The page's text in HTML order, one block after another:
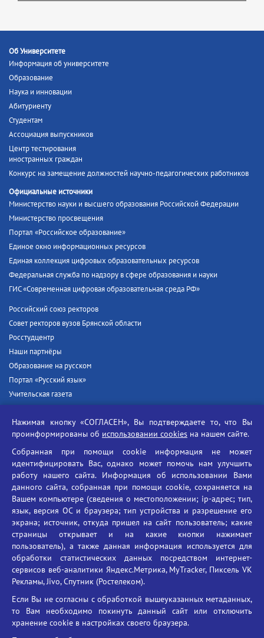
Об Университете
Информация об университете
Образование
Наука и инновации
Абитуриенту
Студентам
Ассоциация выпускников
Центр тестирования
иностранных граждан
Конкурс на замещение должностей научно-педагогических работников
Официальные источники
Министерство науки и высшего образования Российской Федерации
Министерство просвещения
Портал «Российское образование»
Единое окно информационных ресурсов
Единая коллекция цифровых образовательных ресурсов
Федеральная служба по надзору в сфере образования и науки
ГИС «Современная цифровая образовательная среда РФ»
Российский союз ректоров
Совет ректоров вузов Брянской области
Росстудцентр
Наши партнёры
Образование на русском
Портал «Русский язык»
Учительская газета
Единый портал государственных услуг
Противодействие угрозам информационной безопасности
Социальные ролики - Генеральная прокуратура РФ
Противодействие коррупции
БГУ против наркотиков
Брянский государственный университет
имени академика И.Г. Петровского
Время работы: пн-пт 09:00-18:00
Телефон: +7(4832)58-90-85
Нажимая кнопку «СОГЛАСЕН», Вы подтверждаете то, что Вы
проинформированы об использовании cookies на нашем сайте.
Собранная при помощи cookie информация не может
идентифицировать Вас, однако может помочь нам улучшить
работу нашего сайта. Информация об использовании Вами
данного сайта, собранная при помощи cookie, сохраняется на
Вашем компьютере (сведения о местоположении; ip-адрес; тип,
язык, версия ОС и браузера; тип устройства и разрешение его
экрана; источник, откуда пришел на сайт пользователь; какие
страницы открывает и на какие кнопки нажимает
пользователь), а также данная информация используется для
обработки статистических данных посредством интернет-
сервисов веб-аналитики Яндекс.Метрика, MyTracker, Пиксель VK
Рекламы, Jivo, Спутник (Ростелеком).
Если Вы не согласны с обработкой вышеуказанных метаданных,
то Вам необходимо покинуть данный сайт или отключить
хранение cookie в настройках своего браузера.